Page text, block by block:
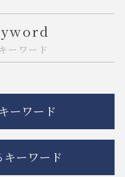
ーワード
ーワード
ーワード